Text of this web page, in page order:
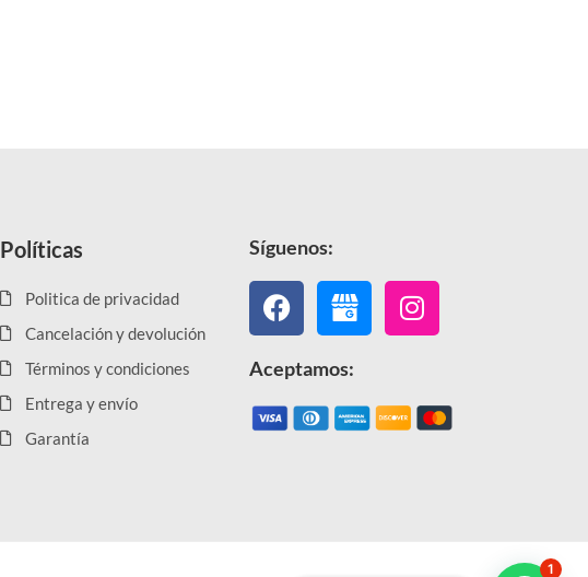
Políticas
Politica de privacidad
Cancelación y devolución
Términos y condiciones
Entrega y envío
Garantía
Síguenos:
Facebook Instagram
Aceptamos:
1